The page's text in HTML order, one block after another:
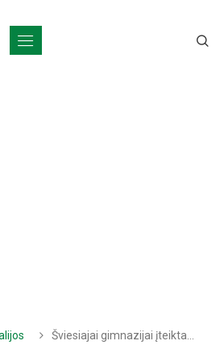
Šviesiajai gimnazijai įteikta…